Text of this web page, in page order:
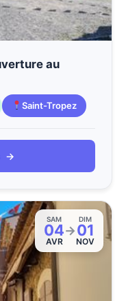
au
Saint-Tropez
→
SAM
04
AVR
→
DIM
01
NOV